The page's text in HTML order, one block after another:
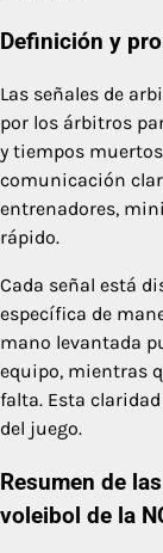
Definición y
Las señales de
por los árbitros
y tiempos
comunicación
entrenadores,
rápido.
Cada señal está
específica de
mano levantada
equipo, mientras
falta. Esta
del juego.
Resumen de
voleibol de la